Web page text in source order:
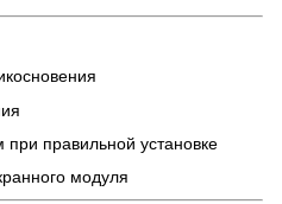
при правильной установке
модуля